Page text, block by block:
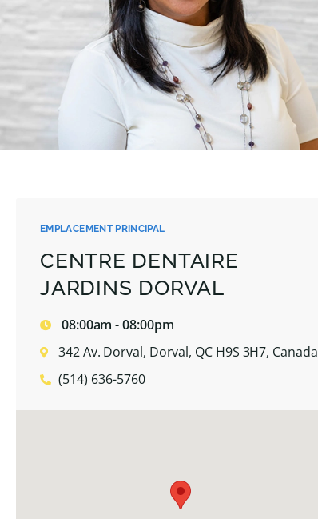
EMPLACEMENT PRINCIPAL
CENTRE DENTAIRE
JARDINS DORVAL
08:00am - 08:00pm
342 Av. Dorval, Dorval, QC H9S 3H7, Canada
(514) 636-5760